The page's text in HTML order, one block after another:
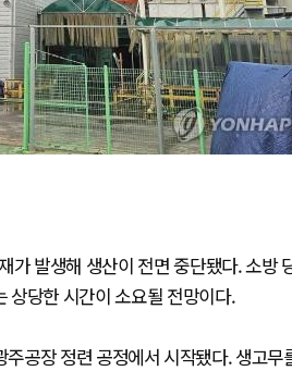
발생해 생산이 전면 중단됐다. 소방
상당한 시간이 소요될 전망이다.
공장 정련 공정에서 시작됐다. 생고무